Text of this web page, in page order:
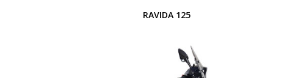
RAVIDA 125